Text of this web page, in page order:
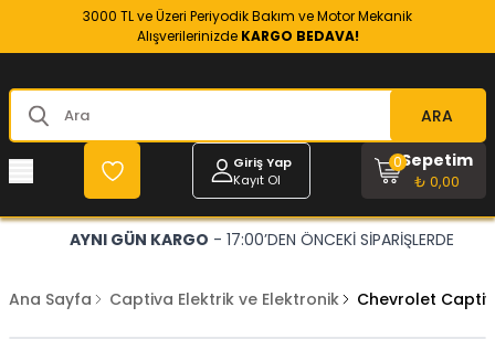
3000 TL ve Üzeri Periyodik Bakım ve Motor Mekanik
Alışverilerinizde KARGO BEDAVA!
ARA
Giriş Yap
Kayıt Ol
Sepetim
₺ 0,00
0
AYNI GÜN KARGO - 17:00’DEN ÖNCEKİ SİPARİŞLERDE
Ana Sayfa Captiva Elektrik ve Elektronik Chevrolet